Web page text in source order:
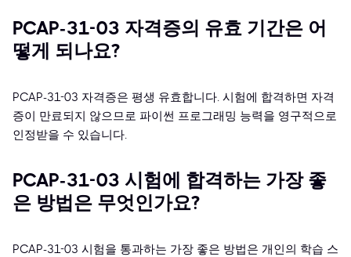
PCAP-31-03 자격증의 유효 기간은 어
떻게 되나요?
PCAP-31-03 자격증은 평생 유효합니다. 시험에 합격하면 자격
증이 만료되지 않으므로 파이썬 프로그래밍 능력을 영구적으로
인정받을 수 있습니다.
PCAP-31-03 시험에 합격하는 가장 좋
은 방법은 무엇인가요?
PCAP-31-03 시험을 통과하는 가장 좋은 방법은 개인의 학습 스